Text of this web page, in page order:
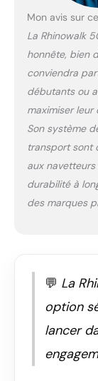
Mon avis sur
La Rhinowalk
honnête, bien
conviendra
débutants ou
maximiser
Son système
transport sont
aux
durabilité à
des marques
💬 La
option
lancer